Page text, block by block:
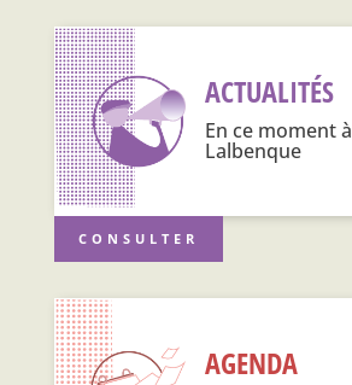
ACTUALITÉS
En ce moment à
Lalbenque
CONSULTER
AGENDA